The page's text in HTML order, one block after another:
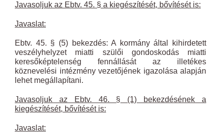
Javasoljuk az Ebtv. 45. § a kiegészítését, bővítését is:
Javaslat:
Ebtv. 45. § (5) bekezdés: A kormány által kihirdetett
veszélyhelyzet miatti szülői gondoskodás miatti
keresőképtelenség fennállását az illetékes
köznevelési intézmény vezetőjének igazolása alapján
lehet megállapítani.
Javasoljuk az Ebtv. 46. § (1) bekezdésének a
kiegészítését, bővítését is:
Javaslat: